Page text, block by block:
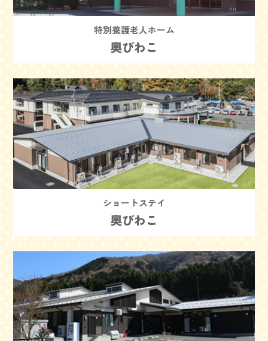
特別養護老人ホーム
奥びわこ
ショートステイ
奥びわこ